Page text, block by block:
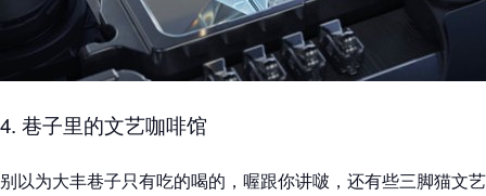
4. 巷子里的文艺咖啡馆
别以为大丰巷子只有吃的喝的，喔跟你讲啵，还有些三脚猫文